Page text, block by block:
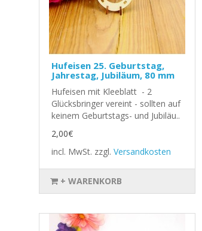
Hufeisen 25. Geburtstag,
Jahrestag, Jubiläum, 80 mm
Hufeisen mit Kleeblatt - 2
Glücksbringer vereint - sollten auf
keinem Geburtstags- und Jubiläu..
2,00€
incl. MwSt. zzgl. Versandkosten
+ WARENKORB